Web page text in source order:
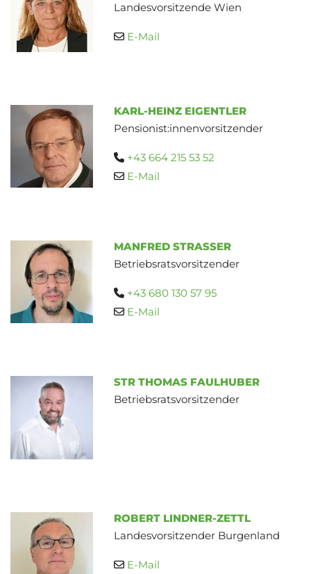
Landesvorsitzende Wien
 E-Mail
KARL-HEINZ EIGENTLER
Pensionist:innenvorsitzender
 +43 664 215 53 52
 E-Mail
MANFRED STRASSER
Betriebsratsvorsitzender
 +43 680 130 57 95
 E-Mail
STR THOMAS FAULHUBER
Betriebsratsvorsitzender
ROBERT LINDNER-ZETTL
Landesvorsitzender Burgenland
 E-Mail